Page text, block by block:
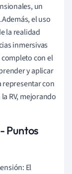
un
el uso
la realidad
inmersivas
con el
y aplicar
representar con
RV, mejorando
Puntos
El